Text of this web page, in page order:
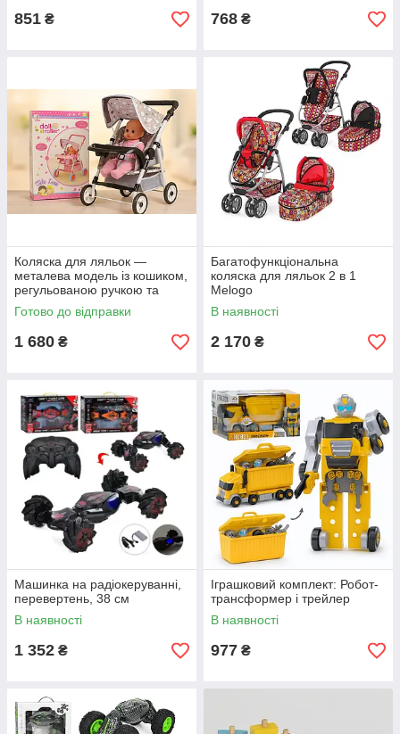
851 ₴ 768 ₴
Коляска для ляльок —
металева модель із кошиком,
регульованою ручкою та
знімним столиком.
Готово до відправки
1 680 ₴
Багатофункціональна
коляска для ляльок 2 в 1
Melogo
В наявності
2 170 ₴
Машинка на радіокеруванні,
перевертень, 38 см
В наявності
1 352 ₴
Іграшковий комплект: Робот-
трансформер і трейлер
В наявності
977 ₴